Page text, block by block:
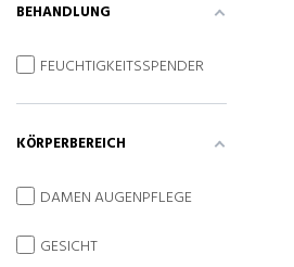
BEHANDLUNG
FEUCHTIGKEITSSPENDER
KÖRPERBEREICH
DAMEN AUGENPFLEGE
GESICHT